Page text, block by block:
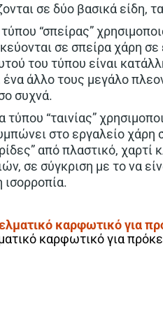
σε δύο βασικά είδη,
“σπείρας”
σε σπείρα χάρη σε
του τύπου είναι
ένα άλλο τους μεγάλο
συχνά.
“ταινίας”
στο εργαλείο
από πλαστικό,
σε σύγκριση με το να
καρφωτικό για